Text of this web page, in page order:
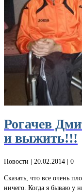
Рогачев
и выжить!!!
Новости | 20.02.2014 | 0
Сказать, что все очень
ничего. Когда я бываю у